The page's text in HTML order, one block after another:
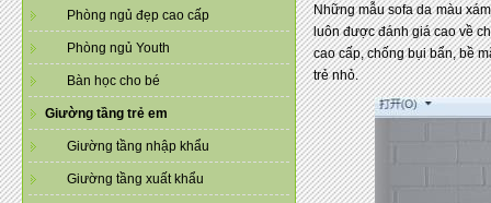
Phòng ngủ đẹp cao cấp
Phòng ngủ Youth
Bàn học cho bé
Giường tầng trẻ em
Giường tầng nhập khẩu
Giường tầng xuất khẩu
Những mẫu sofa da màu
luôn được đánh giá cao về
cao cấp, chống bụi bẩn, bề
trẻ nhỏ.